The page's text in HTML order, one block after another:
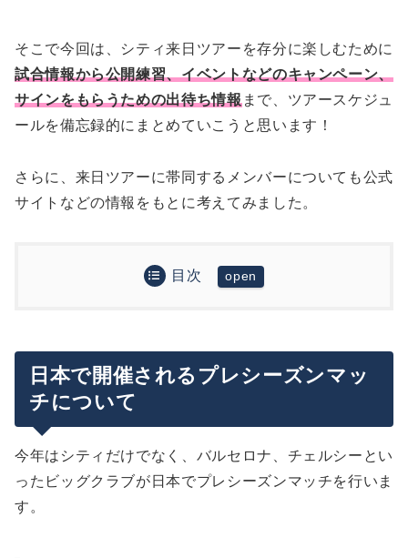
そこで今回は、シティ来日ツアーを存分に楽しむために
試合情報から公開練習、イベントなどのキャンペーン、
サインをもらうための出待ち情報まで、ツアースケジュ
ールを備忘録的にまとめていこうと思います！
さらに、来日ツアーに帯同するメンバーについても公式
サイトなどの情報をもとに考えてみました。
目次
出待ち情報
7/26(金)〜7/28(日)：トロフィーツアー
7/26(金)：ファンイベント＠銀座
7/27(土)：ファンイベント＠横浜
7/27(土)：横浜F・マリノスと対戦
マンチェスター・シティの来日メンバーについて
日本で開催されるプレシーズンマッ
チについて
今年はシティだけでなく、バルセロナ、チェルシーとい
ったビッグクラブが日本でプレシーズンマッチを行いま
す。